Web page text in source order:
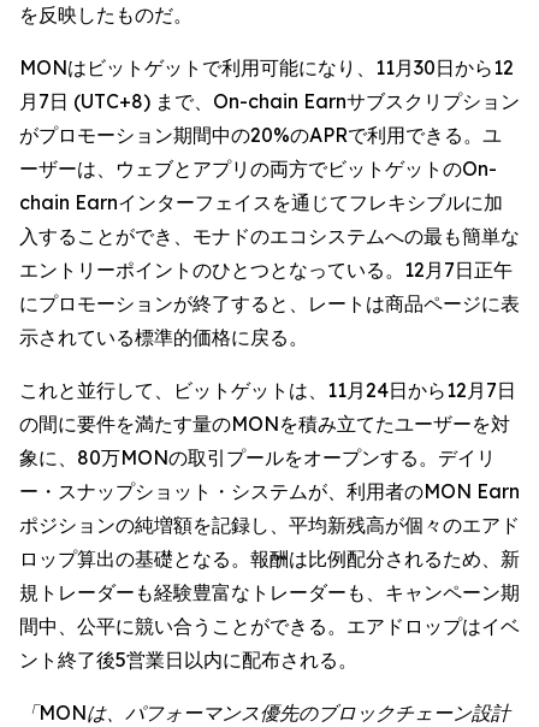
を反映したものだ。
MONはビットゲットで利用可能になり、11月30日から12
月7日 (UTC+8) まで、On-chain Earnサブスクリプション
がプロモーション期間中の20%のAPRで利用できる。ユ
ーザーは、ウェブとアプリの両方でビットゲットのOn-
chain Earnインターフェイスを通じてフレキシブルに加
入することができ、モナドのエコシステムへの最も簡単な
エントリーポイントのひとつとなっている。12月7日正午
にプロモーションが終了すると、レートは商品ページに表
示されている標準的価格に戻る。
これと並行して、ビットゲットは、11月24日から12月7日
の間に要件を満たす量のMONを積み立てたユーザーを対
象に、80万MONの取引プールをオープンする。デイリ
ー・スナップショット・システムが、利用者のMON Earn
ポジションの純増額を記録し、平均新残高が個々のエアド
ロップ算出の基礎となる。報酬は比例配分されるため、新
規トレーダーも経験豊富なトレーダーも、キャンペーン期
間中、公平に競い合うことができる。エアドロップはイベ
ント終了後5営業日以内に配布される。
「MONは、パフォーマンス優先のブロックチェーン設計